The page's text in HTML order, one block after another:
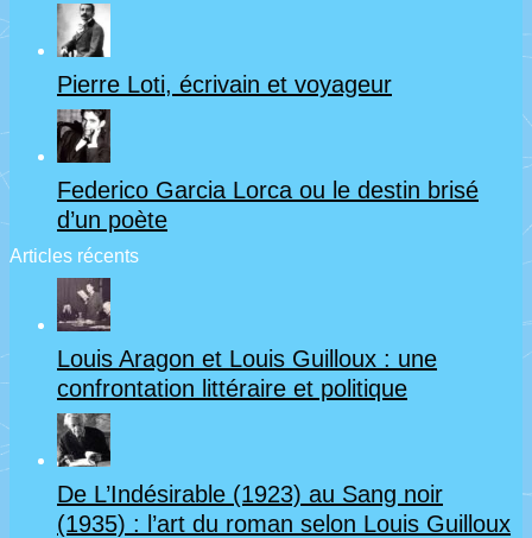
Pierre Loti, écrivain et voyageur
Federico Garcia Lorca ou le destin brisé
d’un poète
Articles récents
Louis Aragon et Louis Guilloux : une
confrontation littéraire et politique
De L’Indésirable (1923) au Sang noir
(1935) : l’art du roman selon Louis Guilloux